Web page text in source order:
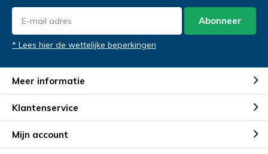
Abonneer
* Lees hier de wettelijke beperkingen
Meer informatie
Klantenservice
Mijn account